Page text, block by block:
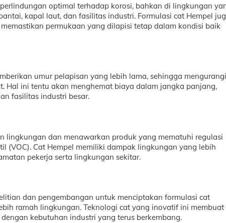
optimal terhadap korosi, bahkan di lingkungan
kapal laut, dan fasilitas industri. Formulasi cat Hempel
permukaan yang dilapisi tetap dalam kondisi baik
umur pelapisan yang lebih lama, sehingga mengurangi
Hal ini tentu akan menghemat biaya dalam jangka panjang,
fasilitas industri besar.
lingkungan dan menawarkan produk yang mematuhi regulasi
(VOC). Cat Hempel memiliki dampak lingkungan yang lebih
pekerja serta lingkungan sekitar.
dan pengembangan untuk menciptakan formulasi cat
ramah lingkungan. Teknologi cat yang inovatif ini membuat
kebutuhan industri yang terus berkembang.